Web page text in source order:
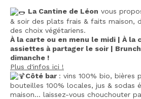
La Cantine de Léon vous
& soir des plats frais & faits maison,
des choix végétariens.
À la carte ou en menu le midi | À la
assiettes à partager le soir |
dimanche !
Plus d'infos ici !
Côté bar : vins 100% bio, bières
bouteilles 100% locales, jus & sodas
maison… laissez-vous chouchouter